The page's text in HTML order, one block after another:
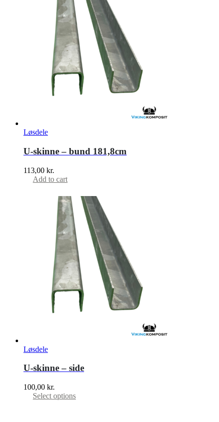
Løsdele
U-skinne – bund 181,8cm
113,00 kr.
Add to cart
Løsdele
U-skinne – side
100,00 kr.
Select options